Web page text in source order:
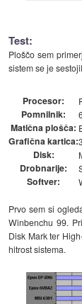
Test:
Ploščo sem
sistem se je
Procesor:
Pomnilnik:
Matična plošča:
Grafična kartica:
Disk:
Drobnarije:
Softver:
Prvo sem si
Winbenchu 99.
Disk Mark ter
hitrost sistema.